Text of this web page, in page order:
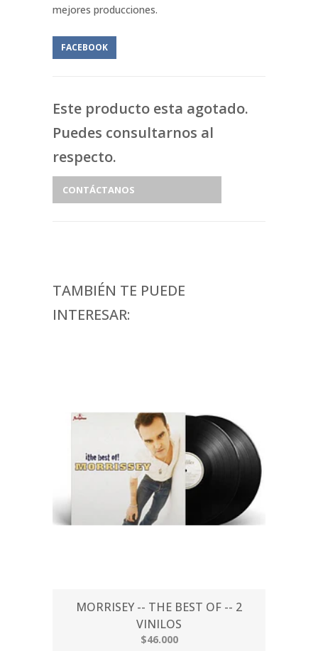
mejores producciones.
FACEBOOK
Este producto esta agotado.
Puedes consultarnos al
respecto.
CONTÁCTANOS
TAMBIÉN TE PUEDE
INTERESAR:
MORRISEY -- THE BEST OF -- 2
VINILOS
$46.000